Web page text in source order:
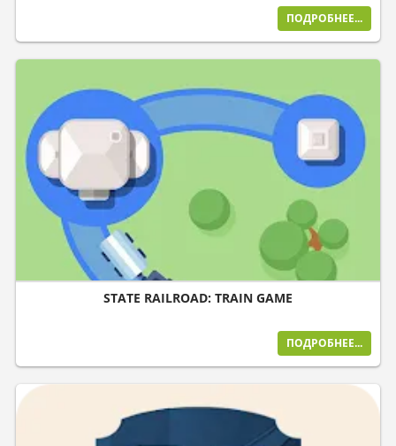
ПОДРОБНЕЕ...
STATE RAILROAD: TRAIN GAME
ПОДРОБНЕЕ...